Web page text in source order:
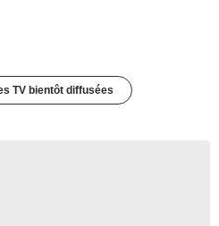
TV bientôt diffusées